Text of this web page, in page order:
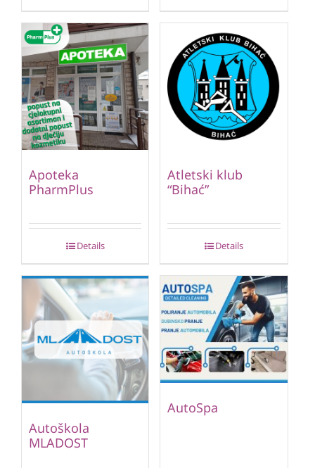
Apoteka
PharmPlus
Details
Atletski klub
“Bihać”
Details
Autoškola
MLADOST
AutoSpa